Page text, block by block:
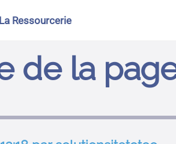
La Ressourcerie
de la